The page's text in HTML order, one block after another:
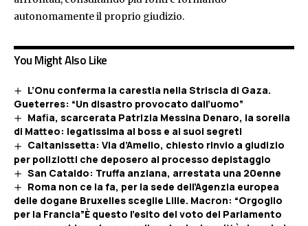
autonomamente il proprio giudizio.
You Might Also Like
L’Onu conferma la carestia nella Striscia di Gaza.
Gueterres: “Un disastro provocato dall’uomo”
Mafia, scarcerata Patrizia Messina Denaro, la sorella
di Matteo: legatissima al boss e ai suoi segreti
Caltanissetta: Via d’Amelio, chiesto rinvio a giudizio
per poliziotti che deposero al processo depistaggio
San Cataldo: Truffa anziana, arrestata una 20enne
Roma non ce la fa, per la sede dell’Agenzia europea
delle dogane Bruxelles sceglie Lille. Macron: “Orgoglio
per la Francia”È questo l’esito del voto del Parlamento